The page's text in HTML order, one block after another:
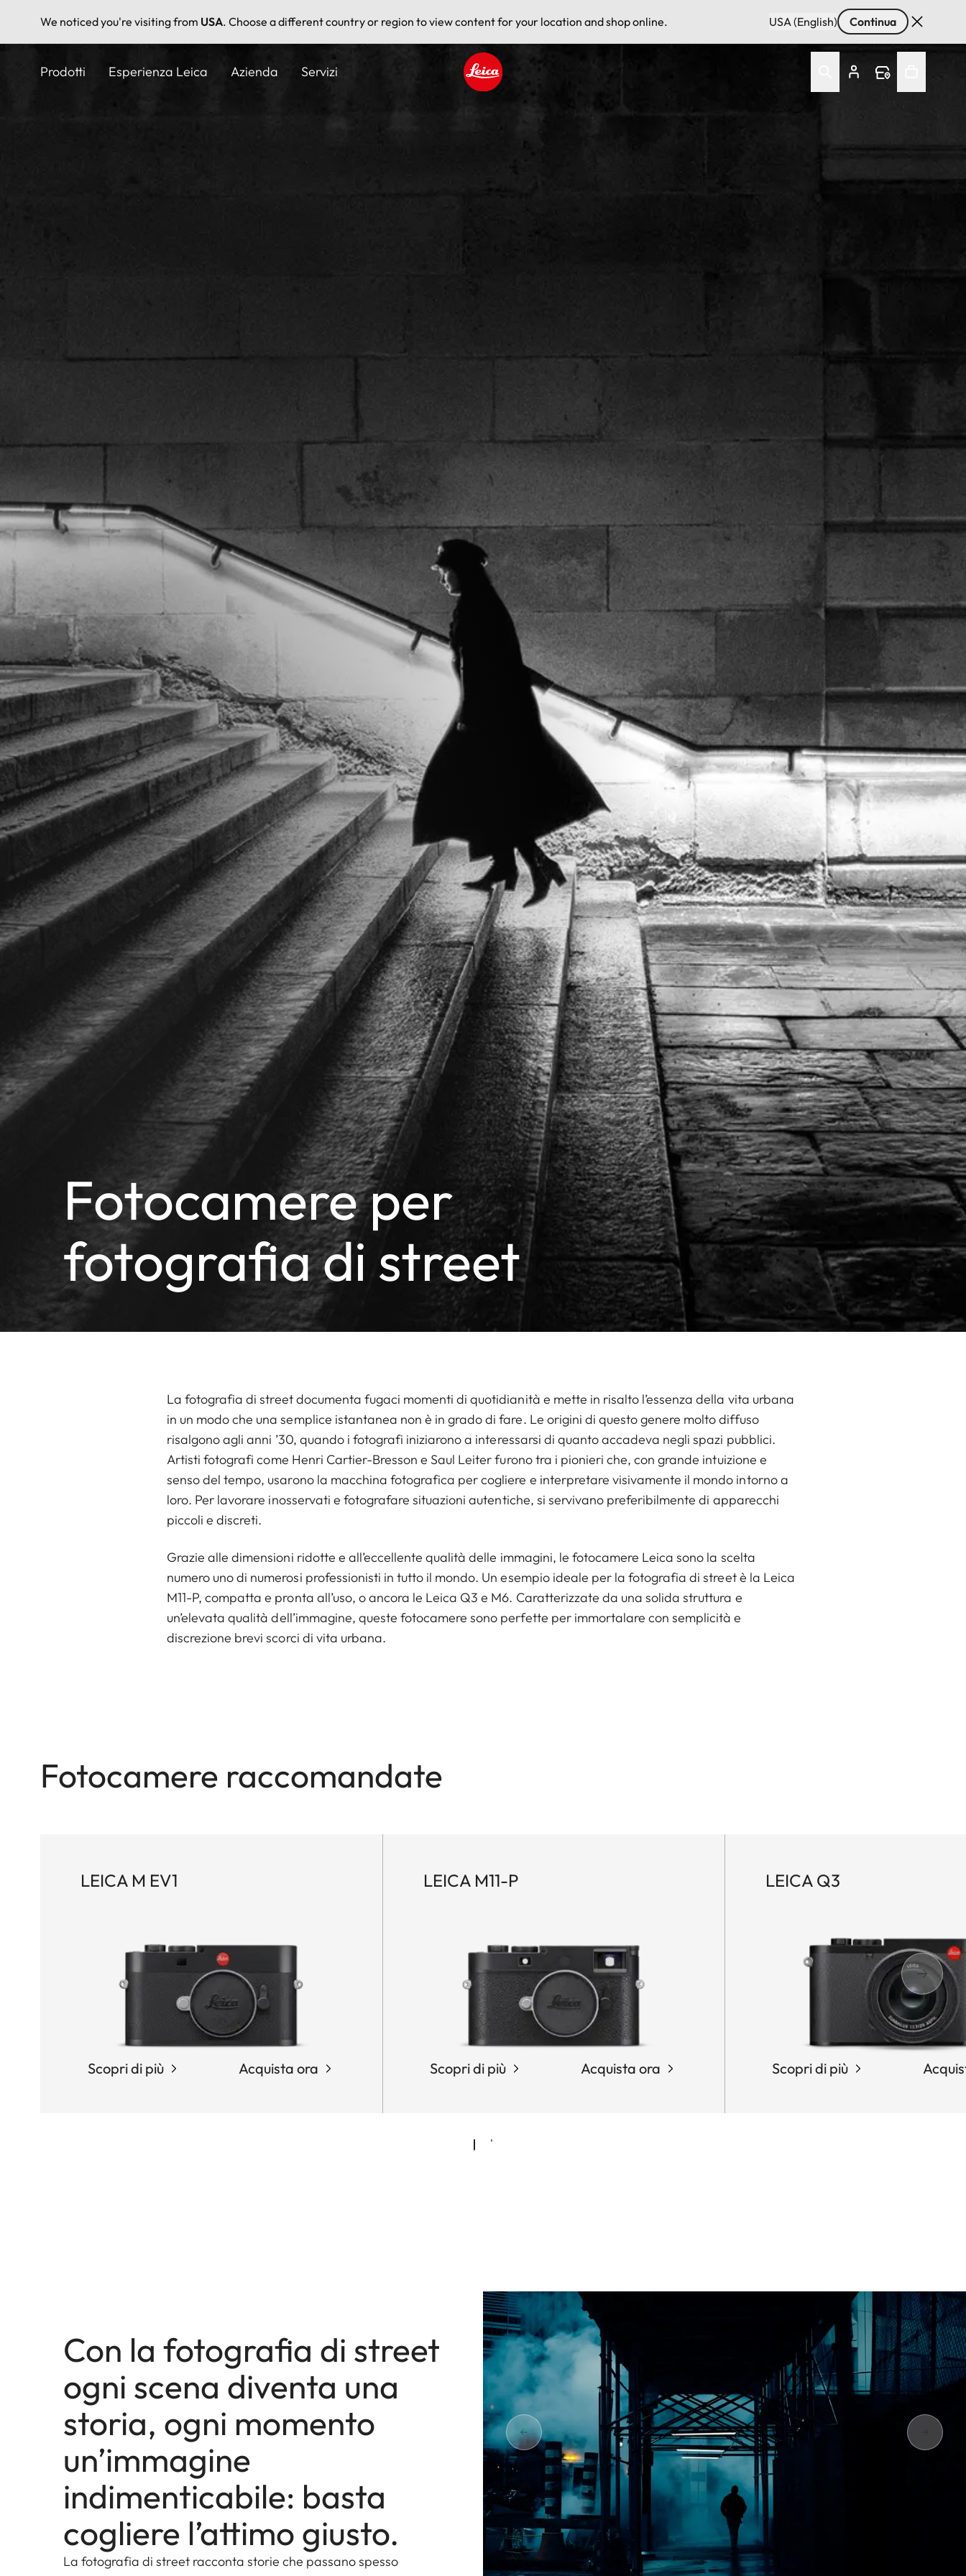
We noticed you're visiting from USA. Choose a different country or region to view content for your location and shop online. USA (English) Continua
Prodotti Esperienza Leica Azienda Servizi
Fotocamere per
fotografia di street
La fotografia di street documenta fugaci momenti di quotidianità e mette in risalto l’essenza della vita urbana
in un modo che una semplice istantanea non è in grado di fare. Le origini di questo genere molto diffuso
risalgono agli anni ’30, quando i fotografi iniziarono a interessarsi di quanto accadeva negli spazi pubblici.
Artisti fotografi come Henri Cartier-Bresson e Saul Leiter furono tra i pionieri che, con grande intuizione e
senso del tempo, usarono la macchina fotografica per cogliere e interpretare visivamente il mondo intorno a
loro. Per lavorare inosservati e fotografare situazioni autentiche, si servivano preferibilmente di apparecchi
piccoli e discreti.
Grazie alle dimensioni ridotte e all’eccellente qualità delle immagini, le fotocamere Leica sono la scelta
numero uno di numerosi professionisti in tutto il mondo. Un esempio ideale per la fotografia di street è la Leica
M11-P, compatta e pronta all’uso, o ancora le Leica Q3 e M6. Caratterizzate da una solida struttura e
un’elevata qualità dell’immagine, queste fotocamere sono perfette per immortalare con semplicità e
discrezione brevi scorci di vita urbana.
Fotocamere raccomandate
LEICA M EV1
Scopri di più Acquista ora
LEICA M11-P
Scopri di più Acquista ora
LEICA Q3
Scopri di più
Con la fotografia di street
ogni scena diventa una
storia, ogni momento
un’immagine
indimenticabile: basta
cogliere l’attimo giusto.
La fotografia di street racconta storie che passano spesso